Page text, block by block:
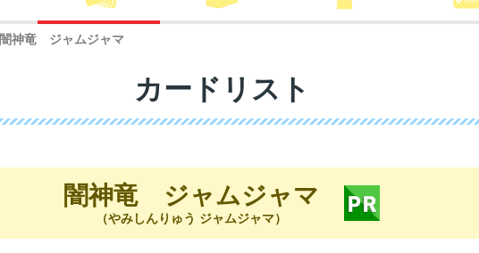
闇神竜 ジャムジャマ
カードリスト
闇神竜 ジャムジャマ
（やみしんりゅう ジャムジャマ）